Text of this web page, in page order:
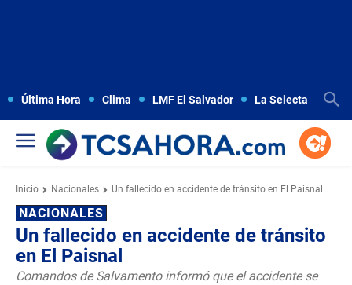
Última Hora Clima LMF El Salvador La Selecta
Inicio Nacionales Un fallecido en accidente de tránsito en El Paisnal
NACIONALES
Un fallecido en accidente de tránsito
en El Paisnal
Comandos de Salvamento informó que el accidente se